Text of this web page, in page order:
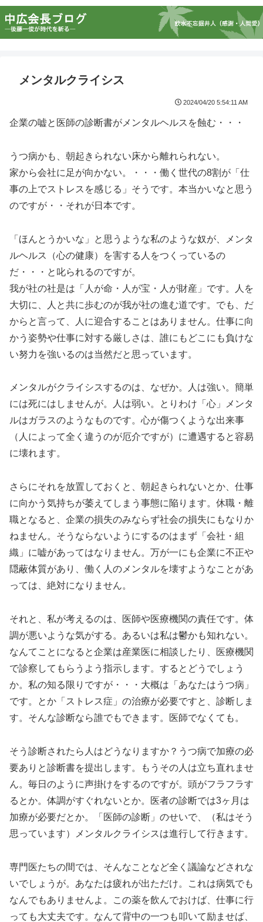
メンタルクライシス
2024/04/20 5:54:11 AM
企業の嘘と医師の診断書がメンタルヘルスを蝕む・・・
うつ病かも、朝起きられない床から離れられない。
家から会社に足が向かない。・・・働く世代の8割が「仕
事の上でストレスを感じる」そうです。本当かいなと思う
のですが・・それが日本です。
「ほんとうかいな」と思うような私のような奴が、メンタ
ルヘルス（心の健康）を害する人をつくっているの
だ・・・と叱られるのですが。
我が社の社是は「人が命・人が宝・人が財産」です。人を
大切に、人と共に歩むのが我が社の進む道です。でも、だ
からと言って、人に迎合することはありません。仕事に向
かう姿勢や仕事に対する厳しさは、誰にもどこにも負けな
い努力を強いるのは当然だと思っています。
メンタルがクライシスするのは、なぜか。人は強い。簡単
には死にはしませんが。人は弱い。とりわけ「心」メンタ
ルはガラスのようなものです。心が傷つくような出来事
（人によって全く違うのが厄介ですが）に遭遇すると容易
に壊れます。
さらにそれを放置しておくと、朝起きられないとか、仕事
に向かう気持ちが萎えてしまう事態に陥ります。休職・離
職となると、企業の損失のみならず社会の損失にもなりか
ねません。そうならないようにするのはまず「会社・組
織」に嘘があってはなりません。万が一にも企業に不正や
隠蔽体質があり、働く人のメンタルを壊すようなことがあ
っては、絶対になりません。
それと、私が考えるのは、医師や医療機関の責任です。体
調が悪いような気がする。あるいは私は鬱かも知れない。
なんてことになると企業は産業医に相談したり、医療機関
で診察してもらうよう指示します。するとどうでしょう
か。私の知る限りですが・・・大概は「あなたはうつ病」
です。とか「ストレス症」の治療が必要ですと、診断しま
す。そんな診断なら誰でもできます。医師でなくても。
そう診断されたら人はどうなりますか？うつ病で加療の必
要ありと診断書を提出します。もうその人は立ち直れませ
ん。毎日のように声掛けをするのですが。頭がフラフラす
るとか。体調がすぐれないとか。医者の診断では3ヶ月は
加療が必要だとか。「医師の診断」のせいで、（私はそう
思っています）メンタルクライシスは進行して行きます。
専門医たちの間では、そんなことなど全く議論などされな
いでしょうが。あなたは疲れが出ただけ。これは病気でも
なんでもありませんよ。この薬を飲んでおけば、仕事に行
っても大丈夫です。なんて背中の一つも叩いて励ませば、